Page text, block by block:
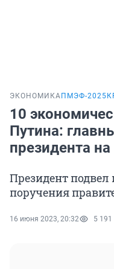
ЭКОНОМИКА ПМЭФ-2025
10
Путина:
президента
Президент подвел
поручения
16 июня 2023, 20:32 5 191